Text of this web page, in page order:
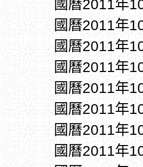
國曆2011年
國曆2011年
國曆2011年
國曆2011年
國曆2011年
國曆2011年
國曆2011年
國曆2011年